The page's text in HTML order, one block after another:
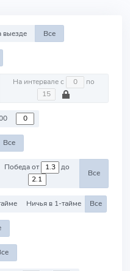
выезде Все
На интервале с по
Все
Победа от до
Все
Ничья в 1-тайме Все